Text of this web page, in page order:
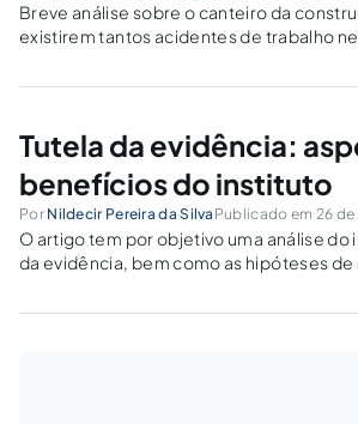
Breve análise sobre o canteiro da
existirem tantos acidentes de trabalho
Tutela da evidência:
benefícios do instituto
Por Nildecir Pereira da Silva Publicado em 26 de
O artigo tem por objetivo uma análise do
da evidência, bem como as hipóteses de